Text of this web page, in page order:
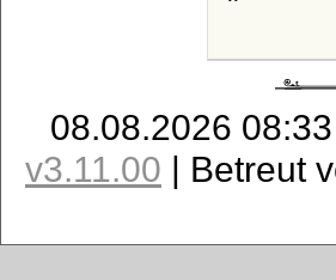
08.08.2026
v3.11.00 | Betreut